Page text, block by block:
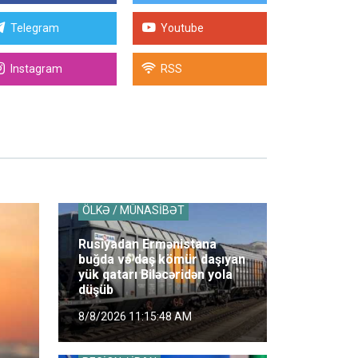
Telegram Youtube
Instagram RSS
ÖLKƏ / MÜNASİBƏT
Rusiyadan Ermənistana
buğda və daş kömür daşıyan
yük qatarı Biləcəridən yola
düşüb
8/8/2026 11:15:48 AM